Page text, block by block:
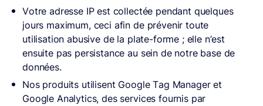
Votre adresse IP est collectée pendant quelques
jours maximum, ceci afin de prévenir toute
utilisation abusive de la plate-forme ; elle n’est
ensuite pas persistance au sein de notre base de
données.
Nos produits utilisent Google Tag Manager et
Google Analytics, des services fournis par